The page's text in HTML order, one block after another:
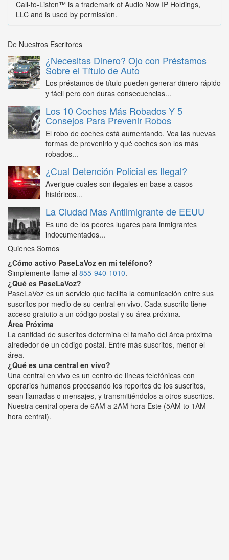
Call-to-Listen™ is a trademark of Audio Now IP Holdings,
LLC and is used by permission.
De Nuestros Escritores
¿Necesitas Dinero? Ojo con Préstamos
Sobre el Título de Auto
Los préstamos de título pueden generar dinero rápido
y fácil pero con duras consecuencias...
Los 10 Coches Más Robados Y 5
Consejos Para Prevenir Robos
El robo de coches está aumentando. Vea las nuevas
formas de prevenirlo y qué coches son los más
robados...
¿Cual Detención Policial es Ilegal?
Averigue cuales son ilegales en base a casos
históricos...
La Ciudad Mas Antiimigrante de EEUU
Es uno de los peores lugares para inmigrantes
indocumentados...
Quienes Somos
¿Cómo activo PaseLaVoz en mi teléfono?
Simplemente llame al 855-940-1010.
¿Qué es PaseLaVoz?
PaseLaVoz es un servicio que facilita la comunicación entre sus
suscritos por medio de su central en vivo. Cada suscrito tiene
acceso gratuito a un código postal y su área próxima.
Área Próxima
La cantidad de suscritos determina el tamaño del área próxima
alrededor de un código postal. Entre más suscritos, menor el
área.
¿Qué es una central en vivo?
Una central en vivo es un centro de líneas telefónicas con
operarios humanos procesando los reportes de los suscritos,
sean llamadas o mensajes, y transmitiéndolos a otros suscritos.
Nuestra central opera de 6AM a 2AM hora Este (5AM to 1AM
hora central).